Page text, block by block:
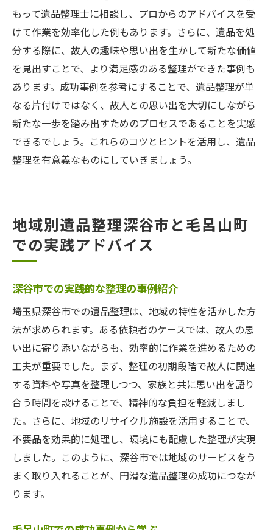
もって遺品整理士に相談し、プロからのアドバイスを受
けて作業を効率化した例もあります。さらに、遺品を処
分する際に、故人の趣味や思い出を生かして新たな価値
を見出すことで、より満足感のある整理ができた事例も
あります。成功事例を参考にすることで、遺品整理が単
なる片付けではなく、故人との思い出を大切にしながら
新たな一歩を踏み出すためのプロセスであることを実感
できるでしょう。これらのコツとヒントを活用し、遺品
整理を有意義なものにしていきましょう。
地域別遺品整理深谷市と毛呂山町
での実践アドバイス
深谷市での実践的な整理の事例紹介
埼玉県深谷市での遺品整理は、地域の特性を活かした方
法が求められます。ある依頼者のケースでは、故人の思
い出に寄り添いながらも、効率的に作業を進めるための
工夫が重要でした。まず、整理の初期段階で故人に関連
する資料や写真を整理しつつ、家族と共に思い出を語り
合う時間を設けることで、精神的な負担を軽減しまし
た。さらに、地域のリサイクル施設を活用することで、
不要品を効果的に処理し、環境にも配慮した整理が実現
しました。このように、深谷市では地域のサービスをう
まく取り入れることが、円滑な遺品整理の成功につなが
ります。